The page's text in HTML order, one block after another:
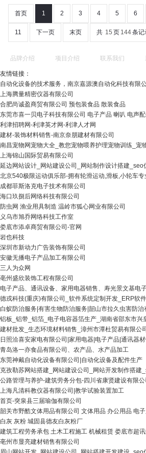
首页 1 2 3 4 5 6
11 下一页 末页 共 15 页 144条记
品牌介绍 项目介绍 联系我们
友情链接：
自动化设备的技术服务，南京嘉源澳自动化科技有限
上海腾量精密仪器有限公司
合肥尚诚盈商贸有限公司 预包装食品 散装食品
东莞市喜一贝电子科技有限公司 电子产品 喇叭 电声
利津招聘网-利津英才网-利津人才网
建材-装饰材料销售-南京奈朋建材有限公司
南昌宠物网宠物大全_教您宠物喂养护理宠物训练_宠
上海锦山国际贸易有限公司
延边网站设计_网站建设公司_网站制作设计搭建_seo
北京540极限运动俱乐部-拥有轮滑运动,滑板,小轮车专
成都菲斯洛克电子技术有限公司
海口玖捌后网络科技有限公司
防虫网 渔业用具制造 温岭市狐心网业有限公司
义乌市旭乔网络科技工作室
娄底市添卓商贸有限公司-官网
岩也科技
深圳市新动力广告装饰有限公司
安徽无播电子产品加工有限公司
三人为众网
亳州盛欣装饰工程有限公司
电子产品、通讯设备、家用电器销售、寿光景文基电
德戎科技(重庆)有限公司_软件系统定制开发_ERP软
白蚁防治服务|有害生物防治服务|韶山市拉久虫害防治
铝板_铝带_铝箔_电子电容器箔生产_湖南省邵东市兴
建材批发_生态环境材料销售_漳州市潭杜贸易有限公司
日照洽喜安家电有限公司|家用电器|电子产品|通讯器
青岛洛一亦食品有限公司、农产品、水产品加工
东莞神戴自动化设备有限公司|自动化设备及配件生产
克孜勒苏网站搭建_网站建设公司_网站开发制作搭建
公路管理与养护-建筑劳务分包-四川省康贤建设有限公
上海凡清科教仪器有限公司|教学试验装置加工
首页-突泉县三届瑜伽有限公司
韶关市野酷文体用品有限公司 文体用品 办公用品 电
白灰 灰粉 城固县德友白灰粉厂
建筑工程劳务承包 土木工程施工 机械租赁 娄底市超
亳州市显亮建材销售有限公司